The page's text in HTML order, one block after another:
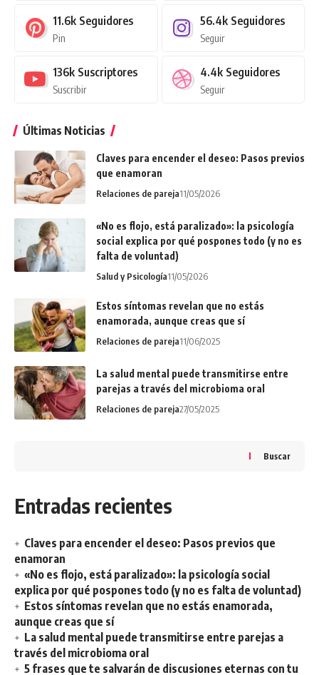
11.6k Seguidores
Pin
56.4k Seguidores
Seguir
136k Suscriptores
Suscribir
4.4k Seguidores
Seguir
Últimas Noticias
Claves para encender el deseo: Pasos previos
que enamoran
Relaciones de pareja11/05/2026
«No es flojo, está paralizado»: la psicología
social explica por qué pospones todo (y no es
falta de voluntad)
Salud y Psicología11/05/2026
Estos síntomas revelan que no estás
enamorada, aunque creas que sí
Relaciones de pareja11/06/2025
La salud mental puede transmitirse entre
parejas a través del microbioma oral
Relaciones de pareja27/05/2025
Buscar
Entradas recientes
Claves para encender el deseo: Pasos previos que
enamoran
«No es flojo, está paralizado»: la psicología social
explica por qué pospones todo (y no es falta de voluntad)
Estos síntomas revelan que no estás enamorada,
aunque creas que sí
La salud mental puede transmitirse entre parejas a
través del microbioma oral
5 frases que te salvarán de discusiones eternas con tu